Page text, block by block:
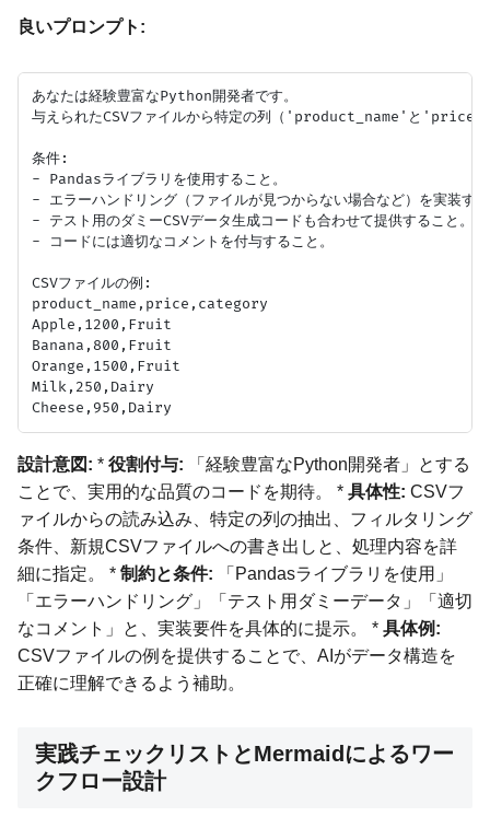
良いプロンプト:
あなたは経験豊富なPython開発者です。
与えられたCSVファイルから特定の列（'product_name'と'price'
条件:
- Pandasライブラリを使用すること。
- エラーハンドリング（ファイルが見つからない場合など）を実装す
- テスト用のダミーCSVデータ生成コードも合わせて提供すること。
- コードには適切なコメントを付与すること。
CSVファイルの例:
product_name,price,category
Apple,1200,Fruit
Banana,800,Fruit
Orange,1500,Fruit
Milk,250,Dairy
設計意図: * 役割付与: 「経験豊富なPython開発者」とする
ことで、実用的な品質のコードを期待。 * 具体性: CSVフ
ァイルからの読み込み、特定の列の抽出、フィルタリング
条件、新規CSVファイルへの書き出しと、処理内容を詳
細に指定。 * 制約と条件: 「Pandasライブラリを使用」
「エラーハンドリング」「テスト用ダミーデータ」「適切
なコメント」と、実装要件を具体的に提示。 * 具体例:
CSVファイルの例を提供することで、AIがデータ構造を
正確に理解できるよう補助。
実践チェックリストとMermaidによるワー
クフロー設計